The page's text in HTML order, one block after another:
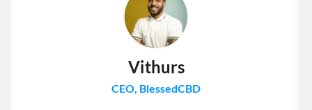
Vithurs
CEO, BlessedCBD